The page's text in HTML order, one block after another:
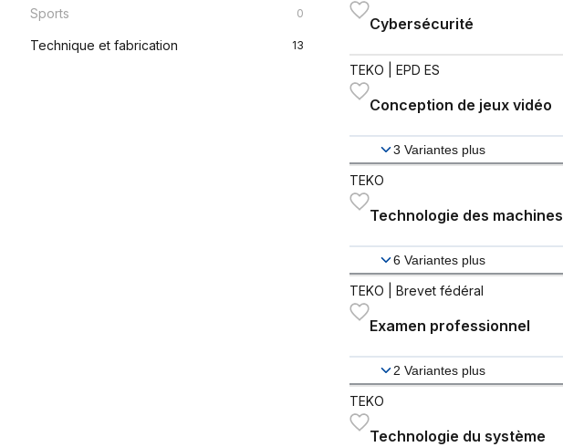
Sports 0
Technique et fabrication 13
Cybersécurité
TEKO | EPD ES
Conception de jeux vidéo
3 Variantes plus
TEKO
Technologie des machines
6 Variantes plus
TEKO | Brevet fédéral
Examen professionnel
2 Variantes plus
TEKO
Technologie du système